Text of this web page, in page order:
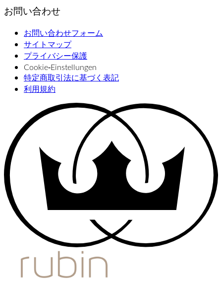
お問い合わせ
お問い合わせフォーム
サイトマップ
プライバシー保護
Cookie‑Einstellungen
特定商取引法に基づく表記
利用規約